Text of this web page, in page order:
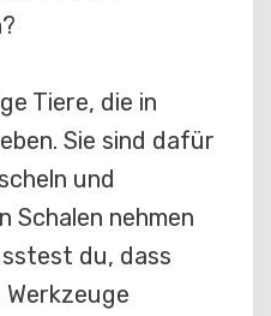
Tiere, die in
Sie sind dafür
und
Schalen nehmen
du, dass